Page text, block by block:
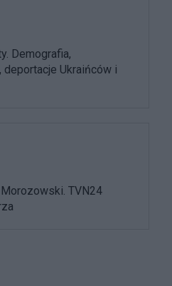
Demografia,
deportacje Ukraińców i
TVN24